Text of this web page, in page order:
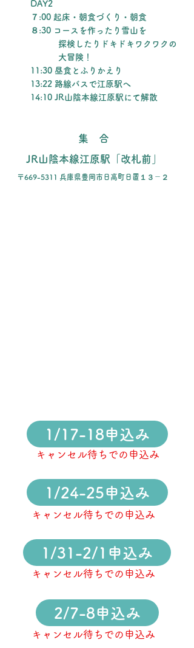
DAY2
７:00 起床・朝食づくり・朝食
８:30 コースを作ったり雪山を
探検したりドキドキワクワクの
大冒険！
11:30 昼食とふりかえり
13:22 路線バスで江原駅へ
14:10 JR山陰本線江原駅にて解散
​集 合
JR山陰本線江原駅「改札前」
〒669-5311 兵庫県豊岡市日高町日置１３－２
1/17-18申込み
キャンセル待ちでの申込み
1/24-25申込み
キャンセル待ちでの申込み
1/31-2/1申込み
キャンセル待ちでの申込み
2/7-8申込み
キャンセル待ちでの申込み